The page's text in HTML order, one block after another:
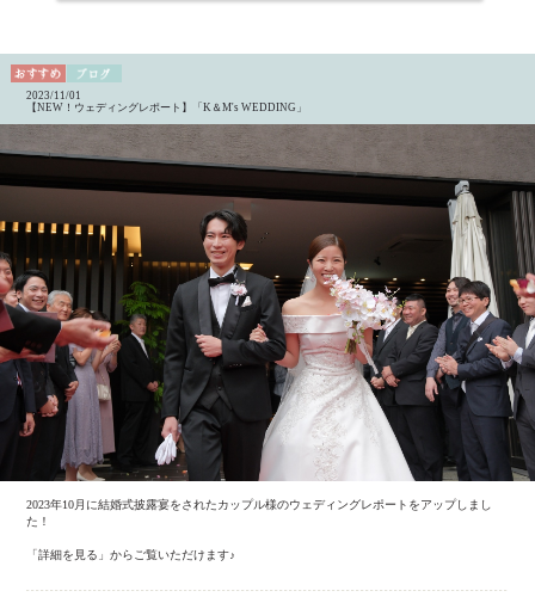
2023/11/01
【NEW！ウェディングレポート】「K＆M's WEDDING」
2023年10月に結婚式披露宴をされたカップル様のウェディングレポートをアップしまし
た！
「詳細を見る」からご覧いただけます♪